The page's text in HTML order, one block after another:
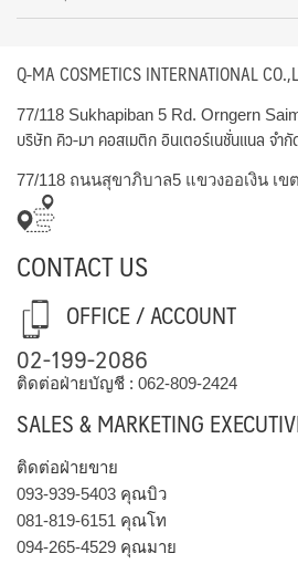
Q-MA COSMETICS INTERNATIONAL
77/118 Sukhapiban 5 Rd. Orngern
บริษัท คิว-มา คอสเมติก อินเตอร์เนชั่นแนล จำ
77/118 ถนนสุขาภิบาล5 แขวงออเงิน เข
CONTACT US
OFFICE / ACCOUNT
02-199-2086
ติดต่อฝ่ายบัญชี : 062-809-2424
SALES & MARKETING
ติดต่อฝ่ายขาย
093-939-5403 คุณบิว
081-819-6151 คุณโท
094-265-4529 คุณมาย